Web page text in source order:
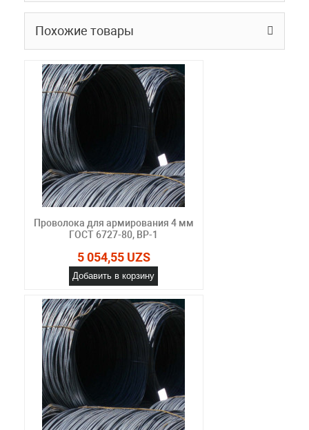
Похожие товары
Проволока для армирования 4 мм
ГОСТ 6727-80, ВР-1
5 054,55 UZS
Добавить в корзину